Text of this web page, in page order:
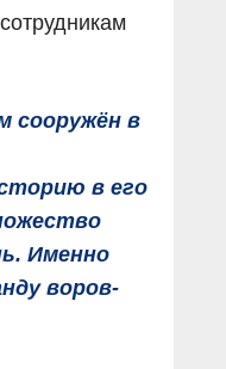
сооружён в
в его
Именно
воров-